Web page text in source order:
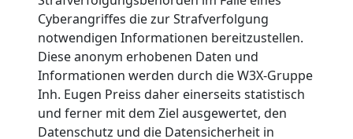
Cyberangriffes die zur Strafverfolgung
notwendigen Informationen bereitzustellen.
Diese anonym erhobenen Daten und
Informationen werden durch die W3X-Gruppe
Inh. Eugen Preiss daher einerseits statistisch
und ferner mit dem Ziel ausgewertet, den
Datenschutz und die Datensicherheit in